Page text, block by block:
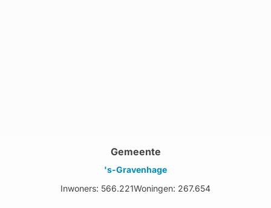
Gemeente
's-Gravenhage
Inwoners: 566.221Woningen: 267.654